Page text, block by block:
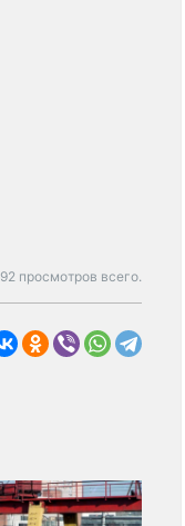
92 просмотров всего.